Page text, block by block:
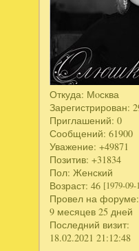
Откуда: Мoсква
Зарегистрирован:
Приглашений: 0
Сообщений: 61900
Уважение: +49871
Позитив: +31834
Пол: Женский
Возраст: 46 [1979-09-
Провел на форуме:
9 месяцев 25 дней
Последний визит:
18.02.2021 21:12:48